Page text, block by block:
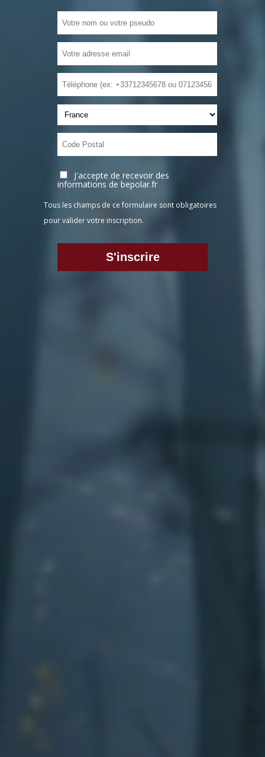
J'accepte de recevoir des
informations de bepolar.fr
Tous les champs de ce formulaire sont obligatoires
pour valider votre inscription.